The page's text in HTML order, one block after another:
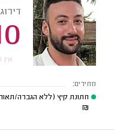
אין
מחירים:
חתונת קיץ (ללא הגברה/
₪